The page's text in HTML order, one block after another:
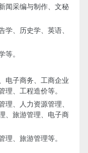
采编与制作、文秘
、历史学、英语、
。
子商务、工商企业
、工程造价等。
、人力资源管理、
、旅游管理、电子商
、旅游管理等。